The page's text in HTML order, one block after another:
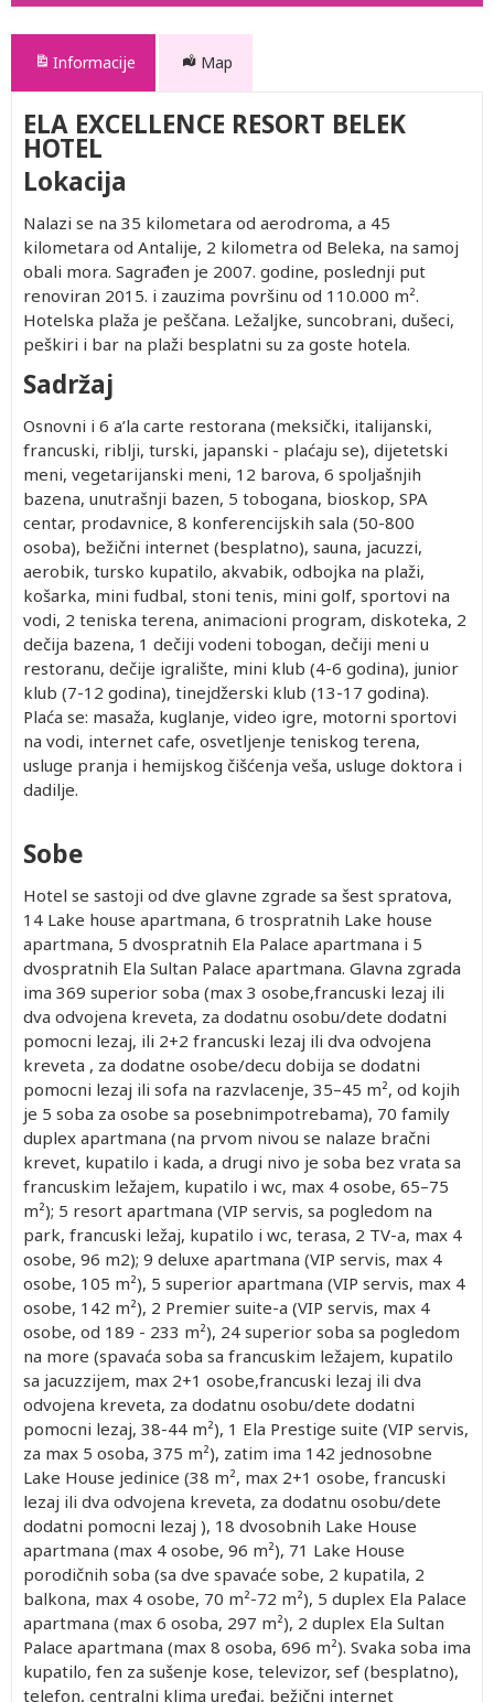
Informacije Map
ELA EXCELLENCE RESORT BELEK
HOTEL
Lokacija
Nalazi se na 35 kilometara od aerodroma, a 45
kilometara od Antalije, 2 kilometra od Beleka, na samoj
obali mora. Sagrađen je 2007. godine, poslednji put
renoviran 2015. i zauzima površinu od 110.000 m².
Hotelska plaža je peščana. Ležaljke, suncobrani, dušeci,
peškiri i bar na plaži besplatni su za goste hotela.
Sadržaj
Osnovni i 6 a’la carte restorana (meksički, italijanski,
francuski, riblji, turski, japanski - plaćaju se), dijetetski
meni, vegetarijanski meni, 12 barova, 6 spoljašnjih
bazena, unutrašnji bazen, 5 tobogana, bioskop, SPA
centar, prodavnice, 8 konferencijskih sala (50-800
osoba), bežični internet (besplatno), sauna, jacuzzi,
aerobik, tursko kupatilo, akvabik, odbojka na plaži,
košarka, mini fudbal, stoni tenis, mini golf, sportovi na
vodi, 2 teniska terena, animacioni program, diskoteka, 2
dečija bazena, 1 dečiji vodeni tobogan, dečiji meni u
restoranu, dečije igralište, mini klub (4-6 godina), junior
klub (7-12 godina), tinejdžerski klub (13-17 godina).
Plaća se: masaža, kuglanje, video igre, motorni sportovi
na vodi, internet cafe, osvetljenje teniskog terena,
usluge pranja i hemijskog čišćenja veša, usluge doktora i
dadilje.
Sobe
Hotel se sastoji od dve glavne zgrade sa šest spratova,
14 Lake house apartmana, 6 trospratnih Lake house
apartmana, 5 dvospratnih Ela Palace apartmana i 5
dvospratnih Ela Sultan Palace apartmana. Glavna zgrada
ima 369 superior soba (max 3 osobe,francuski lezaj ili
dva odvojena kreveta, za dodatnu osobu/dete dodatni
pomocni lezaj, ili 2+2 francuski lezaj ili dva odvojena
kreveta , za dodatne osobe/decu dobija se dodatni
pomocni lezaj ili sofa na razvlacenje, 35–45 m², od kojih
je 5 soba za osobe sa posebnimpotrebama), 70 family
duplex apartmana (na prvom nivou se nalaze bračni
krevet, kupatilo i kada, a drugi nivo je soba bez vrata sa
francuskim ležajem, kupatilo i wc, max 4 osobe, 65–75
m²); 5 resort apartmana (VIP servis, sa pogledom na
park, francuski ležaj, kupatilo i wc, terasa, 2 TV-a, max 4
osobe, 96 m2); 9 deluxe apartmana (VIP servis, max 4
osobe, 105 m²), 5 superior apartmana (VIP servis, max 4
osobe, 142 m²), 2 Premier suite-a (VIP servis, max 4
osobe, od 189 - 233 m²), 24 superior soba sa pogledom
na more (spavaća soba sa francuskim ležajem, kupatilo
sa jacuzzijem, max 2+1 osobe,francuski lezaj ili dva
odvojena kreveta, za dodatnu osobu/dete dodatni
pomocni lezaj, 38-44 m²), 1 Ela Prestige suite (VIP servis,
za max 5 osoba, 375 m²), zatim ima 142 jednosobne
Lake House jedinice (38 m², max 2+1 osobe, francuski
lezaj ili dva odvojena kreveta, za dodatnu osobu/dete
dodatni pomocni lezaj ), 18 dvosobnih Lake House
apartmana (max 4 osobe, 96 m²), 71 Lake House
porodičnih soba (sa dve spavaće sobe, 2 kupatila, 2
balkona, max 4 osobe, 70 m²-72 m²), 5 duplex Ela Palace
apartmana (max 6 osoba, 297 m²), 2 duplex Ela Sultan
Palace apartmana (max 8 osoba, 696 m²). Svaka soba ima
kupatilo, fen za sušenje kose, televizor, sef (besplatno),
telefon, centralni klima uređaj, bežični internet